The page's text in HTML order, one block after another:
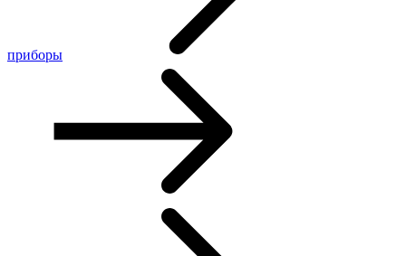
приборы